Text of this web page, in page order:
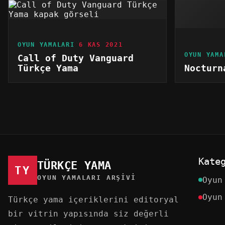
OYUN YAMALARI 6 KAS 2021
Call of Duty Vanguard
Türkçe Yama
OYUN
TY TÜRKÇE YAMA
OYUN YAMALARI ARŞIVI
Türkçe yama içeriklerini editoryal
bir vitrin yapısında siz değerli